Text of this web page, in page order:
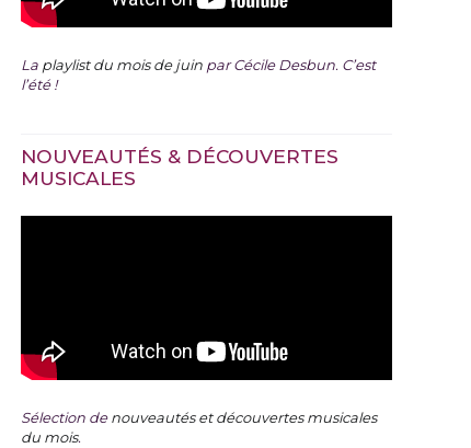
La playlist du mois de juin par Cécile Desbun. C’est
l’été !
NOUVEAUTÉS & DÉCOUVERTES
MUSICALES
Sélection denouveautés et découvertes musicales
du mois.